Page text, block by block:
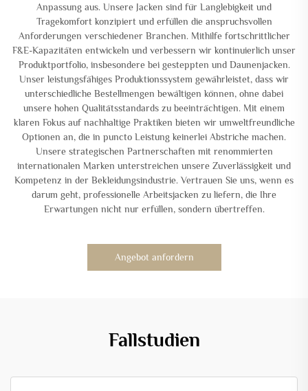
Anpassung aus. Unsere Jacken sind für Langlebigkeit und
Tragekomfort konzipiert und erfüllen die anspruchsvollen
Anforderungen verschiedener Branchen. Mithilfe fortschrittlicher
F&E-Kapazitäten entwickeln und verbessern wir kontinuierlich unser
Produktportfolio, insbesondere bei gesteppten und Daunenjacken.
Unser leistungsfähiges Produktionssystem gewährleistet, dass wir
unterschiedliche Bestellmengen bewältigen können, ohne dabei
unsere hohen Qualitätsstandards zu beeinträchtigen. Mit einem
klaren Fokus auf nachhaltige Praktiken bieten wir umweltfreundliche
Optionen an, die in puncto Leistung keinerlei Abstriche machen.
Unsere strategischen Partnerschaften mit renommierten
internationalen Marken unterstreichen unsere Zuverlässigkeit und
Kompetenz in der Bekleidungsindustrie. Vertrauen Sie uns, wenn es
darum geht, professionelle Arbeitsjacken zu liefern, die Ihre
Erwartungen nicht nur erfüllen, sondern übertreffen.
Angebot anfordern
Fallstudien